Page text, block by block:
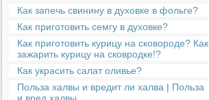
Как запечь свинину в духовке в фольге?
Как приготовить семгу в духовке?
Как приготовить курицу на сковороде? Как
зажарить курицу на сковродке!?
Как украсить салат оливье?
Польза халвы и вредит ли халва | Польза